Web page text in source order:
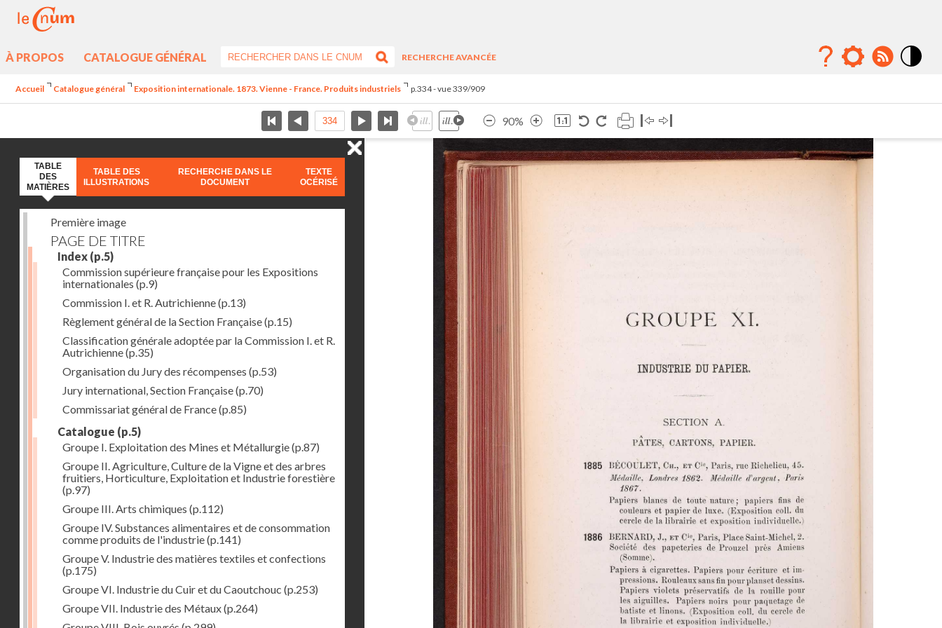
À PROPOS CATALOGUE GÉNÉRAL
RECHERCHE AVANCÉE
Accueil Catalogue général Exposition internationale. 1873. Vienne - France. Produits industriels p.334 - vue 339/909
90%
TABLE
DES
MATIÈRES
TABLE DES
ILLUSTRATIONS
RECHERCHE DANS LE
DOCUMENT
TEXTE
OCÉRISÉ
Première image
PAGE DE TITRE
Index (p.5)
Commission supérieure française pour les Expositions
internationales (p.9)
Commission I. et R. Autrichienne(p.13)
Règlement général de la Section Française(p.15)
Classification générale adoptée par la Commission I. et R.
Autrichienne(p.35)
Organisation du Jury des récompenses (p.53)
Jury international, Section Française(p.70)
Commissariat général de France(p.85)
Catalogue (p.5)
Groupe I. Exploitation des Mines et Métallurgie(p.87)
Groupe II. Agriculture, Culture de la Vigne et des arbres
fruitiers, Horticulture, Exploitation et Industrie forestière
(p.97)
Groupe III. Arts chimiques (p.112)
Groupe IV. Substances alimentaires et de consommation
comme produits de l'industrie(p.141)
Groupe V. Industrie des matières textiles et confections
(p.175)
Groupe VI. Industrie du Cuir et du Caoutchouc (p.253)
Groupe VII. Industrie des Métaux(p.264)